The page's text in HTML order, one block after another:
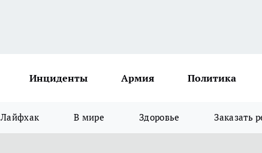
Инциденты Армия Политика
Лайфхак В мире Здоровье Заказать